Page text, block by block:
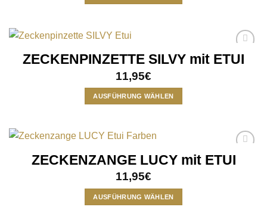
auf
werden
Varianten
auf.
Optionen
der
gewählt
werden
Add to
wishlist
ZECKENPINZETTE SILVY mit ETUI
11,95€
AUSFÜHRUNG WÄHLEN
weist
Varianten
auf.
Optionen
wishlist
ZECKENZANGE LUCY mit ETUI
11,95€
AUSFÜHRUNG WÄHLEN